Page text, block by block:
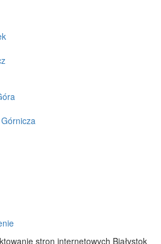
stron internetowych Białystok